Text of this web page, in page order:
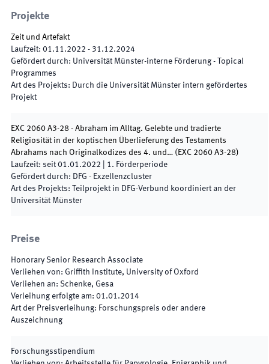
Projekte
Zeit und Artefakt
Laufzeit: 01.11.2022 - 31.12.2024
Gefördert durch: Universität Münster-interne Förderung - Topical
Programmes
Art des Projekts: Durch die Universität Münster intern gefördertes
Projekt
EXC 2060 A3-28 - Abraham im Alltag. Gelebte und tradierte
Religiosität in der koptischen Überlieferung des Testaments
Abrahams nach Originalkodizes des 4. und… ( EXC 2060 A3-28)
Laufzeit: seit 01.01.2022 1. Förderperiode
Gefördert durch: DFG - Exzellenzcluster
Art des Projekts:
Teilprojekt in DFG-Verbund koordiniert an der
Universität Münster
Preise
Honorary Senior Research Associate
Verliehen von: Griffith Institute, University of Oxford
Verliehen an: Schenke, Gesa
Verleihung erfolgte am: 01.01.2014
Art der Preisverleihung: Forschungspreis oder andere
Auszeichnung
Forschungsstipendium